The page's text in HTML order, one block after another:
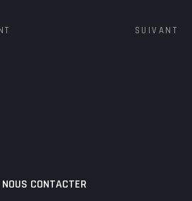
SUIVANT
NOUS CONTACTER